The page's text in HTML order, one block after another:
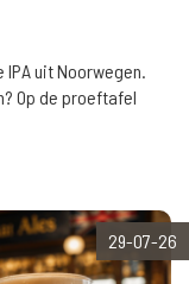
uit Noorwegen.
Op de proeftafel
29-07-26